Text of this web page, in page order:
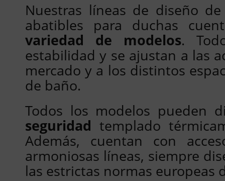
Nuestras líneas de diseño
abatibles para duchas
variedad de modelos.
estabilidad y se ajustan a las
mercado y a los distintos
de baño.
Todos los modelos pueden
seguridad templado
Además, cuentan con
armoniosas líneas, siempre
las estrictas normas europeas